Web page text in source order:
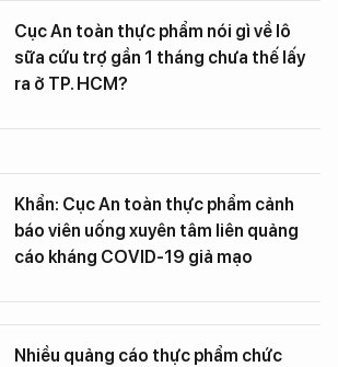
Cục An toàn thực phẩm nói gì về lô
sữa cứu trợ gần 1 tháng chưa thế lấy
ra ở TP. HCM?
Khẩn: Cục An toàn thực phẩm cảnh
báo viên uống xuyên tâm liên quảng
cáo kháng COVID-19 giả mạo
Nhiều quảng cáo thực phẩm chức